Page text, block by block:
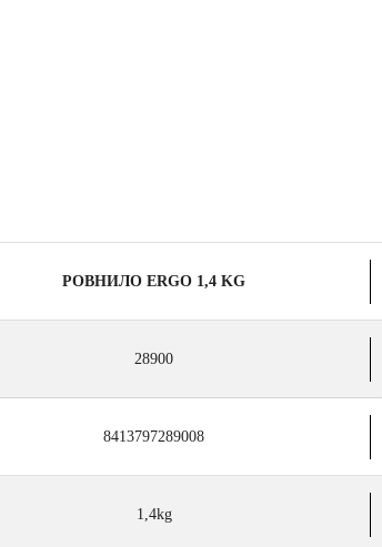
РОВНИЛО ERGO 1,4 KG
28900
8413797289008
1,4kg